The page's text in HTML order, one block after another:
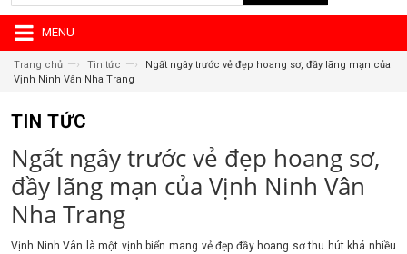
MENU
Trang chủ —› Tin tức —›
Ngất ngây trước vẻ đẹp hoang sơ, đầy lãng mạn của
Vịnh Ninh Vân Nha Trang
TIN TỨC
Ngất ngây trước vẻ đẹp hoang sơ,
đầy lãng mạn của Vịnh Ninh Vân
Nha Trang
Vịnh Ninh Vân là một vịnh biển mang vẻ đẹp đầy hoang sơ thu hút khá nhiều